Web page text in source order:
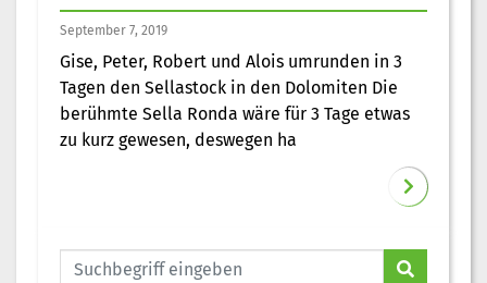
September 7, 2019
Gise, Peter, Robert und Alois umrunden in 3
Tagen den Sellastock in den Dolomiten Die
berühmte Sella Ronda wäre für 3 Tage etwas
zu kurz gewesen, deswegen ha